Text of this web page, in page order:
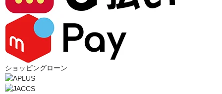
ショッピングローン